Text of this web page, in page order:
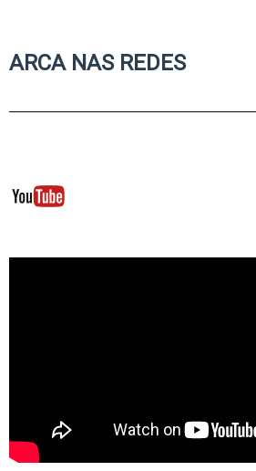
ARCA NAS REDES